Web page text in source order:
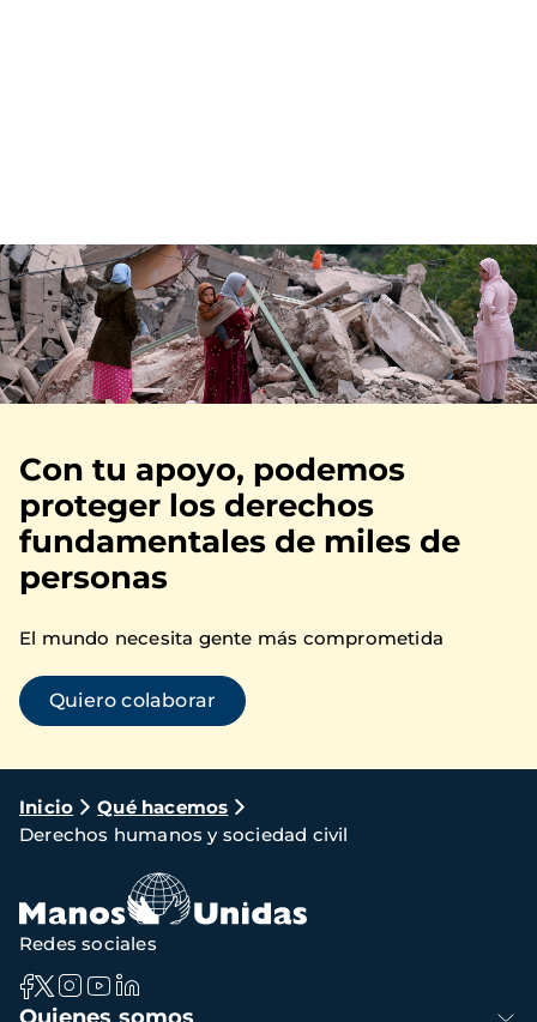
Imagen
Con tu apoyo, podemos
proteger los derechos
fundamentales de miles de
personas
El mundo necesita gente más comprometida
Quiero colaborar
Ruta
de
navegación
Inicio
Qué hacemos
Derechos humanos y sociedad civil
Navegación
Redes sociales